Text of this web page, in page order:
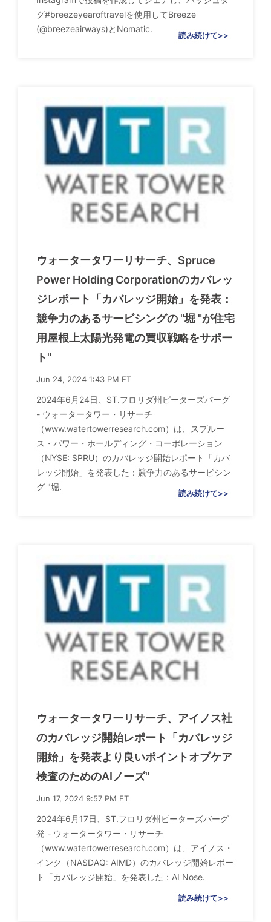
グ#breezeyearoftravelを使用してBreeze
(@breezeairways)とNomatic.
読み続けて>>
ウォータータワーリサーチ、Spruce
Power Holding Corporationのカバレッ
ジレポート「カバレッジ開始」を発表：
競争力のあるサービシングの "堀 "が住宅
用屋根上太陽光発電の買収戦略をサポー
ト"
Jun 24, 2024 1:43 PM ET
2024年6月24日、ST.フロリダ州ピーターズバーグ
- ウォータータワー・リサーチ
（www.watertowerresearch.com）は、スプルー
ス・パワー・ホールディング・コーポレーション
（NYSE: SPRU）のカバレッジ開始レポート「カバ
レッジ開始」を発表した：競争力のあるサービシン
グ "堀.
読み続けて>>
ウォータータワーリサーチ、アイノス社
のカバレッジ開始レポート「カバレッジ
開始」を発表より良いポイントオブケア
検査のためのAIノーズ"
Jun 17, 2024 9:57 PM ET
2024年6月17日、ST.フロリダ州ピーターズバーグ
発 - ウォータータワー・リサーチ
（www.watertowerresearch.com）は、アイノス・
インク（NASDAQ: AIMD）のカバレッジ開始レポー
ト「カバレッジ開始」を発表した：AI Nose.
読み続けて>>